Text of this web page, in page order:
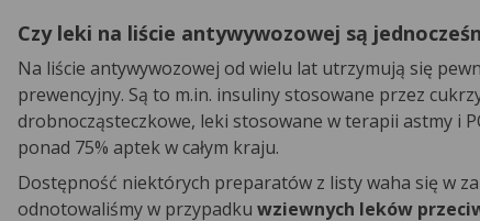
Czy leki na liście antywywozowej są
Na liście antywywozowej od wielu lat utrzymują się
prewencyjny. Są to m.in. insuliny stosowane przez
drobnocząsteczkowe, leki stosowane w terapii astmy i
ponad 75% aptek w całym kraju.
Dostępność niektórych preparatów z listy waha się w
odnotowaliśmy w przypadku wziewnych leków